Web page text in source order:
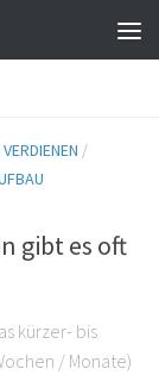
/
gibt es oft
kürzer- bis
/ Monate)